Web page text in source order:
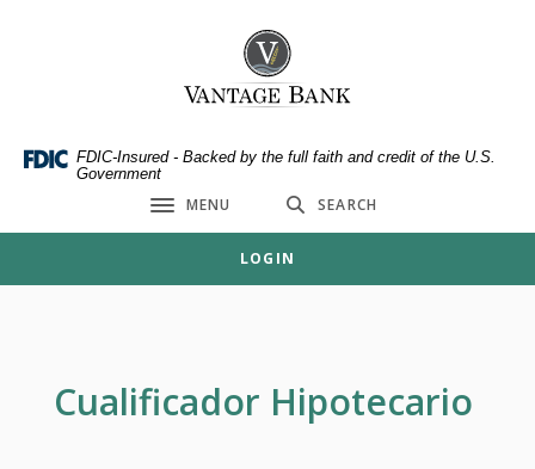
Skip
higher
Vantage Bank
FDIC-Insured - Backed by the full faith and credit of the U.S.
Government
Toggle navigation
MENU SEARCH
LOGIN
Cualificador Hipotecario